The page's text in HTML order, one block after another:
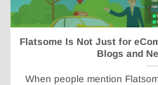
Flatsome Is Not Just for
Blogs and
When people mention